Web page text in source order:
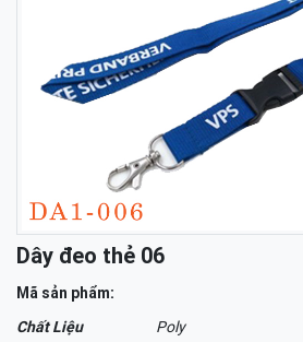
Dây đeo thẻ 06
Mã sản phẩm:
Chất Liệu
Poly